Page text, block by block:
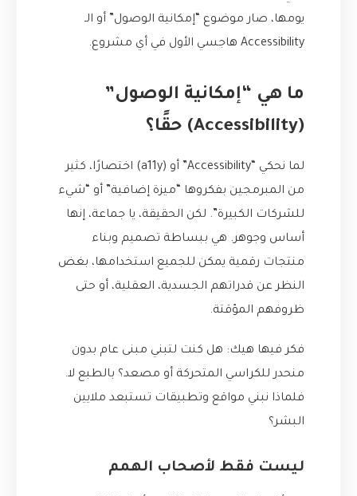
يومها، صار موضوع “إمكانية الوصول” أو الـ
Accessibility هاجسي الأول في أي مشروع.
ما هي “إمكانية الوصول”
(Accessibility) حقًا؟
لما نحكي “Accessibility” أو (a11y) اختصارًا، كثير
من المبرمجين بفكروها “ميزة إضافية” أو “شيء
للشركات الكبيرة”. لكن الحقيقة، يا جماعة، إنها
أساس وجوهر. هي ببساطة تصميم وبناء
منتجات رقمية يمكن للجميع استخدامها، بغض
النظر عن قدراتهم الجسدية، العقلية، أو حتى
ظروفهم المؤقتة.
فكر فيها هيك: هل كنت لتبني مبنى عام بدون
منحدر للكراسي المتحركة أو مصعد؟ بالطبع لا.
فلماذا نبني مواقع وتطبيقات تستبعد ملايين
البشر؟
ليست فقط لأصحاب الهمم